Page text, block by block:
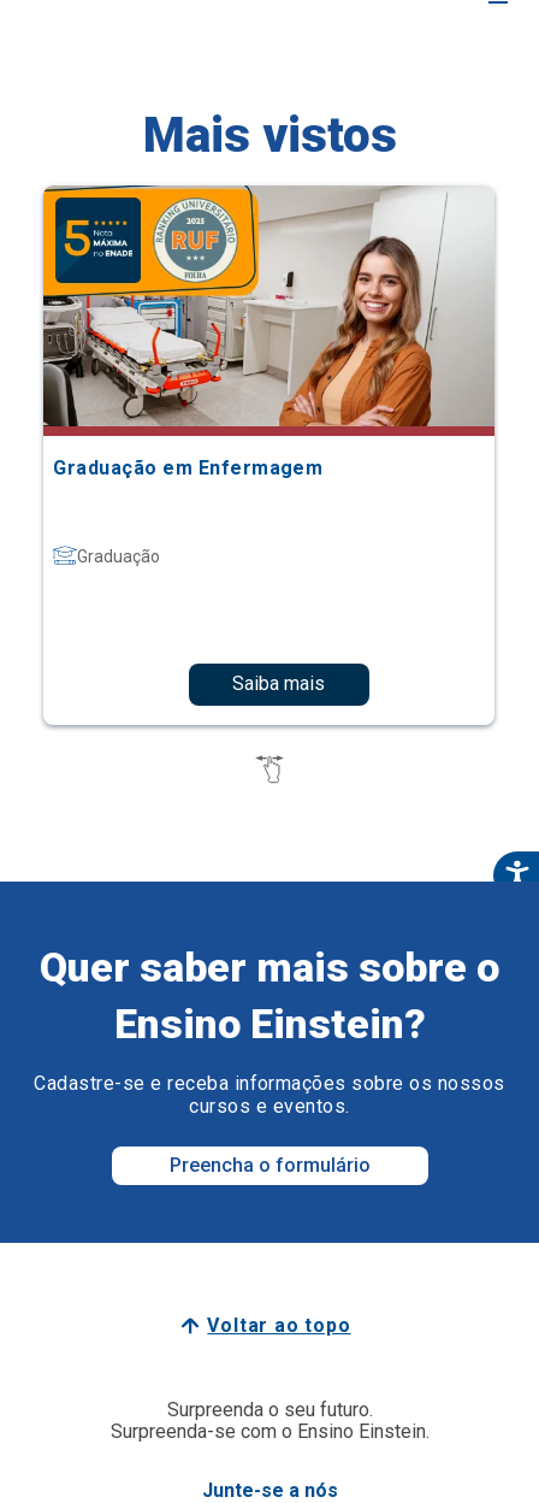
Mais vistos
Graduação em Enfermagem
Graduação
Saiba mais
Quer saber mais sobre o
Ensino Einstein?
Cadastre-se e receba informações sobre os nossos
cursos e eventos.
Preencha o formulário
Voltar ao topo
Surpreenda o seu futuro.
Surpreenda-se com o Ensino Einstein.
Junte-se a nós